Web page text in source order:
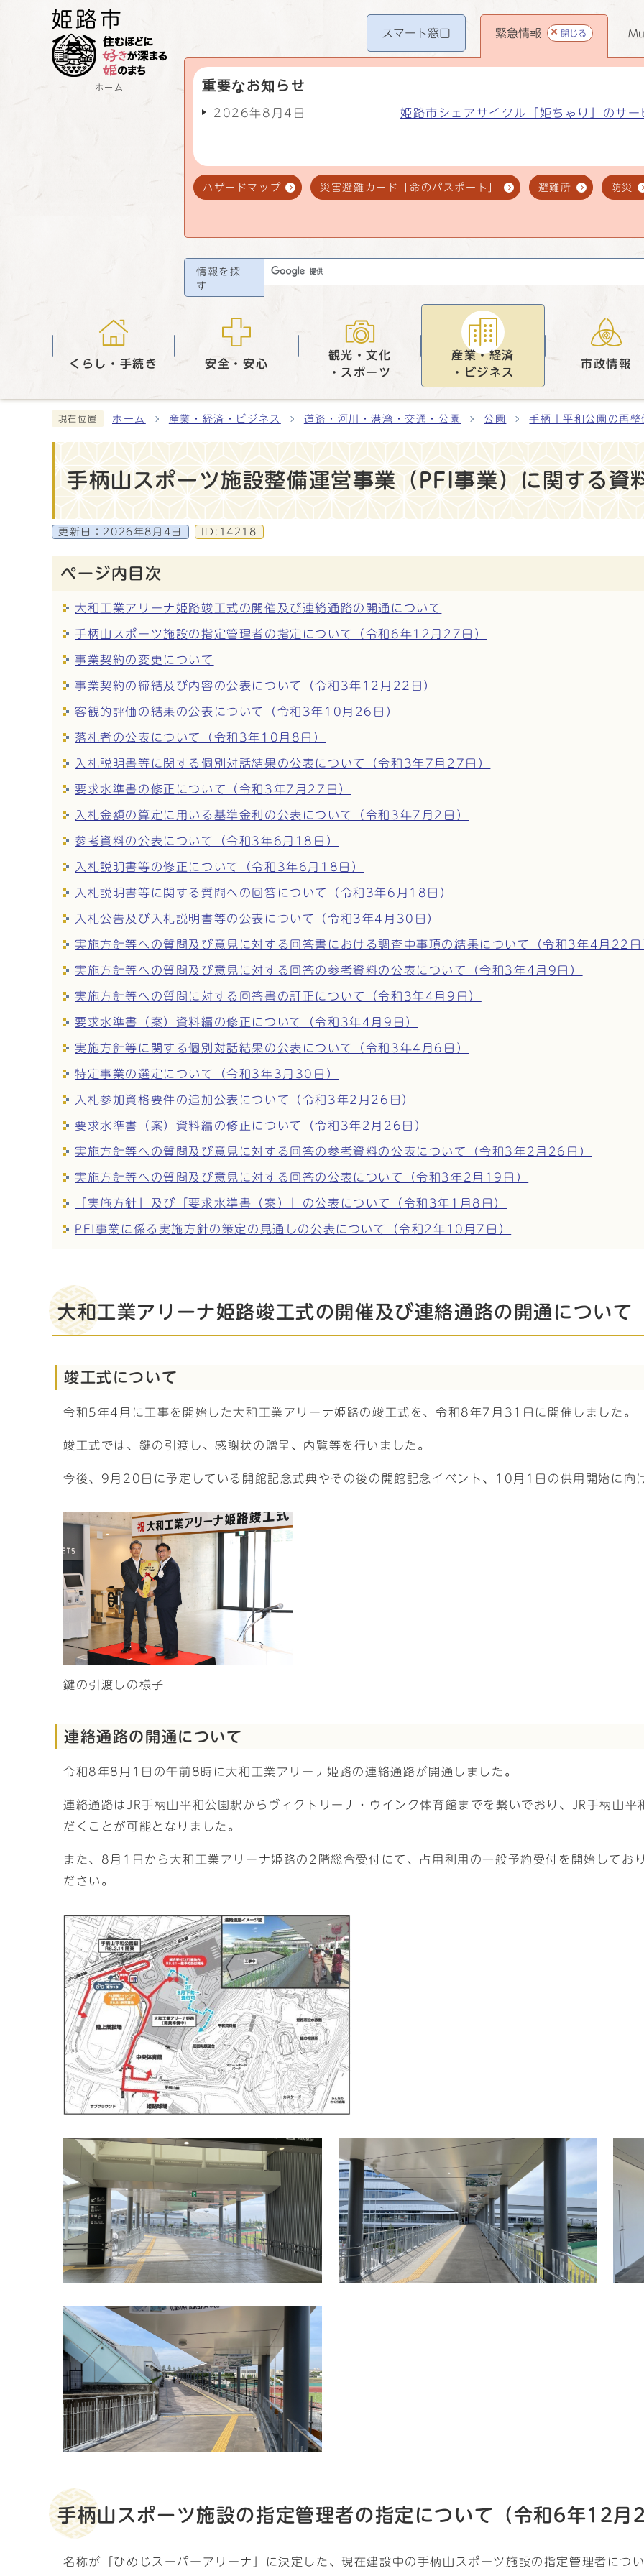
ホーム
スマート窓口 緊急情報 閉じる
重要なお知らせ
2026年8月4日 姫路市シェアサイクル「姫ちゃり」のサ
ハザードマップ 災害避難カード「命のパスポート」 避難所 防災
情報を探
す
くらし・手続き 安全・安心
観光・文化
・スポーツ
産業・経済
・ビジネス
市政情報
現在位置 ホーム 産業・経済・ビジネス 道路・河川・港湾・交通・公園 公園 手柄山平和公園の再整
手柄山スポーツ施設整備運営事業（PFI事業）に関する資
更新日： 2026年8月4日 ID:14218
ページ内目次
大和工業アリーナ姫路竣工式の開催及び連絡通路の開通について
手柄山スポーツ施設の指定管理者の指定について（令和6年12月27日）
事業契約の変更について
事業契約の締結及び内容の公表について（令和3年12月22日）
客観的評価の結果の公表について（令和3年10月26日）
落札者の公表について（令和3年10月8日）
入札説明書等に関する個別対話結果の公表について（令和3年7月27日）
要求水準書の修正について（令和3年7月27日）
入札金額の算定に用いる基準金利の公表について（令和3年7月2日）
参考資料の公表について（令和3年6月18日）
入札説明書等の修正について（令和3年6月18日）
入札説明書等に関する質問への回答について（令和3年6月18日）
入札公告及び入札説明書等の公表について（令和3年4月30日）
実施方針等への質問及び意見に対する回答書における調査中事項の結果について（令和3年4月22
実施方針等への質問及び意見に対する回答の参考資料の公表について（令和3年4月9日）
実施方針等への質問に対する回答書の訂正について（令和3年4月9日）
要求水準書（案）資料編の修正について（令和3年4月9日）
実施方針等に関する個別対話結果の公表について（令和3年4月6日）
特定事業の選定について（令和3年3月30日）
入札参加資格要件の追加公表について（令和3年2月26日）
要求水準書（案）資料編の修正について（令和3年2月26日）
実施方針等への質問及び意見に対する回答の参考資料の公表について（令和3年2月26日）
実施方針等への質問及び意見に対する回答の公表について（令和3年2月19日）
「実施方針」及び「要求水準書（案）」の公表について（令和3年1月8日）
PFI事業に係る実施方針の策定の見通しの公表について（令和2年10月7日）
大和工業アリーナ姫路竣工式の開催及び連絡通路の開通について
竣工式について
令和5年4月に工事を開始した大和工業アリーナ姫路の竣工式を、令和8年7月31日に開催しました。
竣工式では、鍵の引渡し、感謝状の贈呈、内覧等を行いました。
今後、9月20日に予定している開館記念式典やその後の開館記念イベント、10月1日の供用開始に向
鍵の引渡しの様子
連絡通路の開通について
令和8年8月1日の午前8時に大和工業アリーナ姫路の連絡通路が開通しました。
連絡通路はJR手柄山平和公園駅からヴィクトリーナ・ウインク体育館までを繋いでおり、JR手柄山
だくことが可能となりました。
また、8月1日から大和工業アリーナ姫路の2階総合受付にて、占用利用の一般予約受付を開始してお
ださい。
手柄山スポーツ施設の指定管理者の指定について（令和6年12月
名称が「ひめじスーパーアリーナ」に決定した、現在建設中の手柄山スポーツ施設の指定管理者につ